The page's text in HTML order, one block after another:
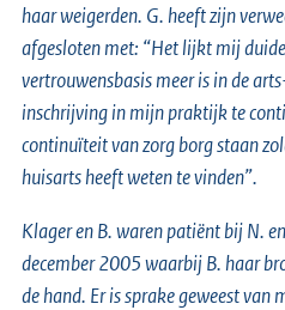
haar weigerden. G. heeft zijn
afgesloten met: “Het lijkt mij
vertrouwensbasis meer is in de
inschrijving in mijn praktijk te
continuïteit van zorg borg staan
huisarts heeft weten te vinden”.
Klager en B. waren patiënt bij N.
december 2005 waarbij B. haar
de hand. Er is sprake geweest van